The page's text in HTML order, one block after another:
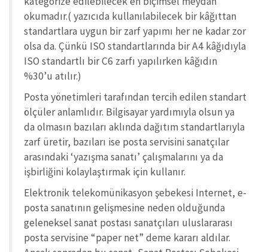
okumadır.( yazıcıda kullanılabilecek bir kâğıttan
standartlara uygun bir zarf yapımı her ne kadar zor
olsa da. Çünkü ISO standartlarında bir A4 kâğıdıyla
ISO standartlı bir C6 zarfı yapılırken kâğıdın
%30’u atılır.)
Posta yönetimleri tarafından tercih edilen standart
ölçüler anlamlıdır. Bilgisayar yardımıyla olsun ya
da olmasın bazıları aklında dağıtım standartlarıyla
zarf üretir, bazıları ise posta servisini sanatçılar
arasındaki ‘yazışma sanatı’ çalışmalarını ya da
işbirliğini kolaylaştırmak için kullanır.
Elektronik telekomünikasyon şebekesi Internet, e-
posta sanatının gelişmesine neden olduğunda
geleneksel sanat postası sanatçıları uluslararası
posta servisine “paper net” deme kararı aldılar.